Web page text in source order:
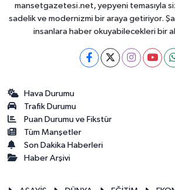
mansetgazetesi.net, yepyeni temasıyla
sadelik ve modernizmi bir araya getiriyor.
insanlara haber okuyabilecekleri bir
Hava Durumu
Trafik Durumu
Puan Durumu ve Fikstür
Tüm Manşetler
Son Dakika Haberleri
Haber Arşivi